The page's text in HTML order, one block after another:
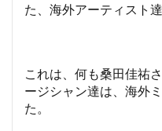
た、海外アーティスト
これは、何も桑田佳祐
ージシャン達は、海外
た。